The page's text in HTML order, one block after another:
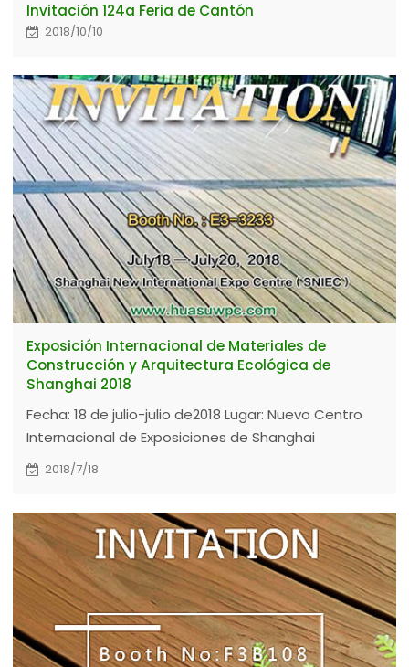
Invitación 124a Feria de Cantón
2018/10/10
Exposición Internacional de Materiales de
Construcción y Arquitectura Ecológica de
Shanghai 2018
Fecha: 18 de julio-julio de2018 Lugar: Nuevo Centro
Internacional de Exposiciones de Shanghai
Bienvenido a visitar nuestro stand E3-3233
2018/7/18